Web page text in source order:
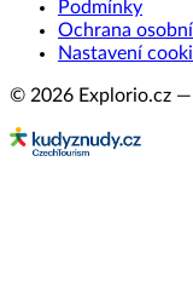
Podmínky
Ochrana
Nastavení
© 2026 Explorio.cz —